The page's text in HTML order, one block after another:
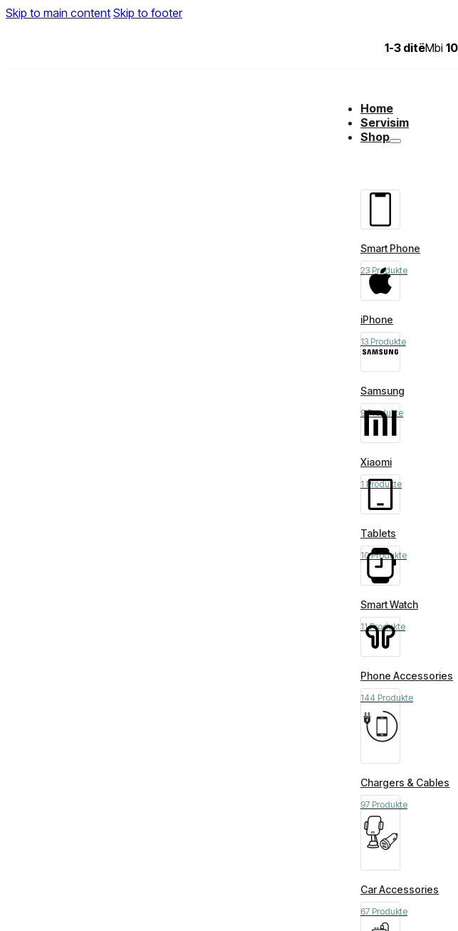
Skip to main content Skip to footer
1-3 ditëMbi
Home
Servisim
Shop
Smart Phone
23 Produkte
iPhone
13 Produkte
Samsung
9 Produkte
Xiaomi
1 Produkte
Tablets
10 Produkte
Smart Watch
11 Produkte
Phone Accessories
144 Produkte
Chargers & Cables
97 Produkte
Car Accessories
67 Produkte